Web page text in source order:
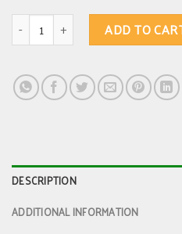
KREZA 1 - Biljna pasta za zube i
ADD TO
DESCRIPTION
ADDITIONAL INFORMATION